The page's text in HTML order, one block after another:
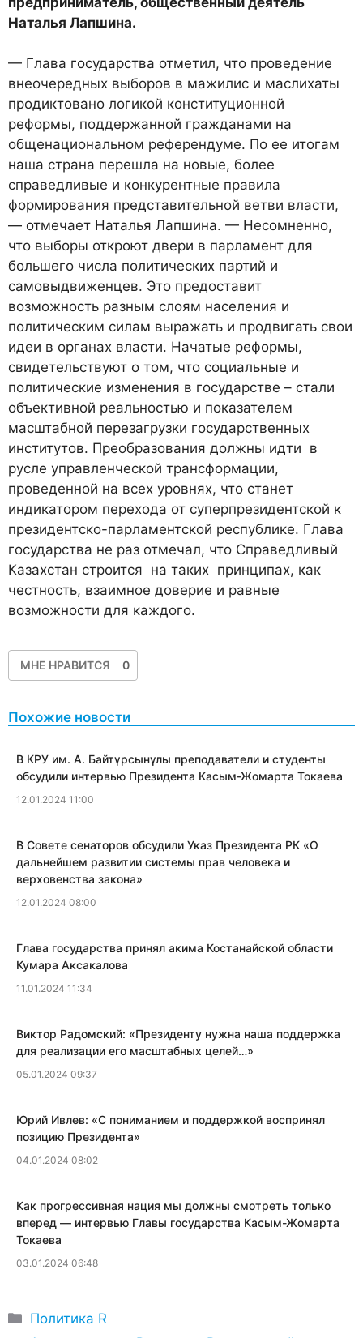
Наталья Лапшина.
— Глава государства отметил, что проведение
внеочередных выборов в мажилис и маслихаты
продиктовано логикой конституционной
реформы, поддержанной гражданами на
общенациональном референдуме. По ее итогам
наша страна перешла на новые, более
справедливые и конкурентные правила
формирования представительной ветви власти,
— отмечает Наталья Лапшина. — Несомненно,
что выборы откроют двери в парламент для
большего числа политических партий и
самовыдвиженцев. Это предоставит
возможность разным слоям населения и
политическим силам выражать и продвигать свои
идеи в органах власти. Начатые реформы,
свидетельствуют о том, что социальные и
политические изменения в государстве – стали
объективной реальностью и показателем
масштабной перезагрузки государственных
институтов. Преобразования должны идти в
русле управленческой трансформации,
проведенной на всех уровнях, что станет
индикатором перехода от суперпрезидентской к
президентско-парламентской республике. Глава
государства не раз отмечал, что Справедливый
Казахстан строится на таких принципах, как
честность, взаимное доверие и равные
возможности для каждого.
МНЕ НРАВИТСЯ 0
Похожие новости
В КРУ им. А. Байтұрсынұлы преподаватели и студенты
обсудили интервью Президента Касым-Жомарта Токаева
12.01.2024 11:00
В Совете сенаторов обсудили Указ Президента РК «О
дальнейшем развитии системы прав человека и
верховенства закона»
12.01.2024 08:00
Глава государства принял акима Костанайской области
Кумара Аксакалова
11.01.2024 11:34
​Виктор Радомский: «Президенту нужна наша поддержка
для реализации его масштабных целей…»
05.01.2024 09:37
Юрий Ивлев: «​С пониманием и поддержкой воспринял
позицию Президента»
04.01.2024 08:02
Как прогрессивная нация мы должны смотреть только
вперед — интервью Главы государства Касым-Жомарта
Токаева
03.01.2024 06:48
Рубрики
Политика R